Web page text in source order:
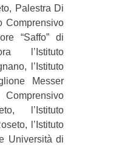
Palestra Di
Comprensivo
“Saffo” di
l’Istituto
l’Istituto
Messer
l’Istituto
l’Istituto
Università di